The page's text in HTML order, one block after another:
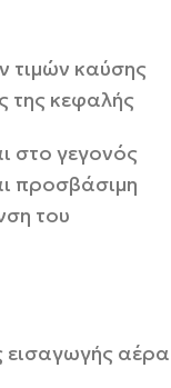
τιμών καύσης
της κεφαλής
στο γεγονός
προσβάσιμη
του
εισαγωγής αέρα